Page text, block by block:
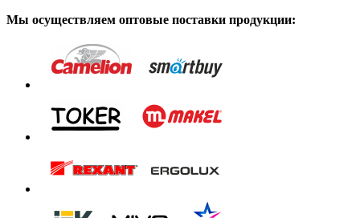
Мы осуществляем оптовые поставки продукции: